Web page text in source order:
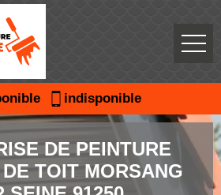
indisponible
DE PEINTURE
TOIT MORSANG